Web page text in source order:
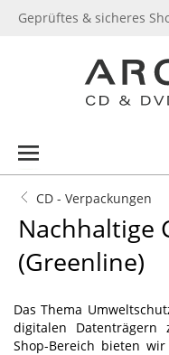
Geprüftes & sicheres
CD - Verpackungen
Nachhaltige
(Greenline)
Das Thema
digitalen Datenträgern
Shop-Bereich bieten